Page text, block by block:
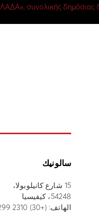
συνολικής δημόσιας
سالونيك
15 شارع كانيلوبولا،
54248، كيفيسيا
الهاتف: (+30) 2310 455299